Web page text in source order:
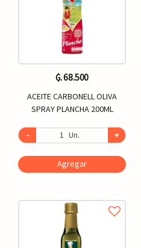
₲. 68.500
ACEITE CARBONELL OLIVA
SPRAY PLANCHA 200ML
- Un. +
Agregar